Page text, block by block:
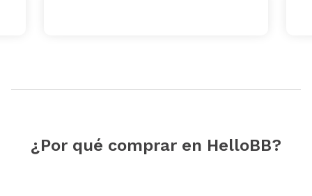
¿Por qué comprar en HelloBB?